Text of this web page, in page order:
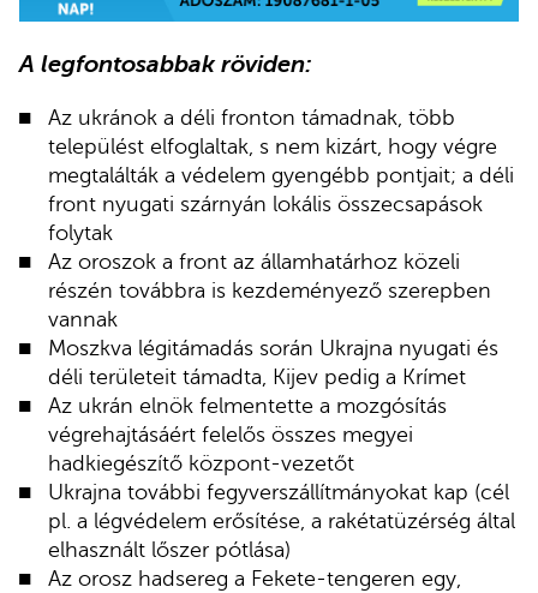
A legfontosabbak röviden:
Az ukránok a déli fronton támadnak, több
települést elfoglaltak, s nem kizárt, hogy végre
megtalálták a védelem gyengébb pontjait; a déli
front nyugati szárnyán lokális összecsapások
folytak
Az oroszok a front az államhatárhoz közeli
részén továbbra is kezdeményező szerepben
vannak
Moszkva légitámadás során Ukrajna nyugati és
déli területeit támadta, Kijev pedig a Krímet
Az ukrán elnök felmentette a mozgósítás
végrehajtásáért felelős összes megyei
hadkiegészítő központ-vezetőt
Ukrajna további fegyverszállítmányokat kap (cél
pl. a légvédelem erősítése, a rakétatüzérség által
elhasznált lőszer pótlása)
Az orosz hadsereg a Fekete-tengeren egy,